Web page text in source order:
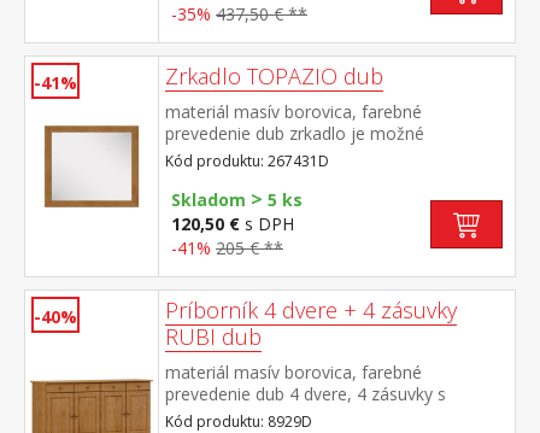
-35% 437,50 € **
-41% Zrkadlo TOPAZIO dub
materiál masív borovica, farebné
prevedenie dub zrkadlo je možné
kombinovať s nábytkom z radu TOPAZIO
dub a RUBI dub
Kód produktu: 267431D
Skladom > 5 ks
120,50 € s DPH
-41% 205 € **
-40%
Príborník 4 dvere + 4 zásuvky
RUBI dub
materiál masív borovica, farebné
prevedenie dub 4 dvere, 4 zásuvky s
kovovými pojazdmi, 2 police
Kód produktu: 8929D